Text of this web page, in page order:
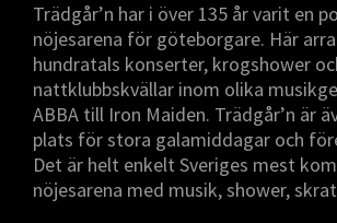
Trädgår’n har i över 135 år varit en
nöjesarena för göteborgare. Här
hundratals konserter, krogshower
nattklubbskvällar inom olika
ABBA till Iron Maiden. Trädgår’n är
plats för stora galamiddagar och
Det är helt enkelt Sveriges mest
nöjesarena med musik, shower,